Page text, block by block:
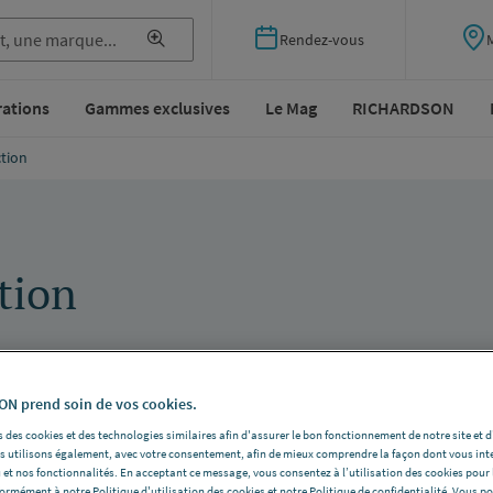
Rendez-vous
Gammes exclusives Le Mag RICHARDSON
toilettes, il existe aujourd'hui une solution adaptée pour vous
les panneaux à carreler, les receveurs de douche à
prend soin de vos cookies.
des cookies et des technologies similaires afin d'assurer le bon fonctionnement de notre site et
utilisons également, avec votre consentement, afin de mieux comprendre la façon dont vous
nos fonctionnalités. En acceptant ce message, vous consentez à l’utilisation des cookies pour